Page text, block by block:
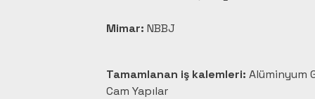
Mimar: NBBJ
Tamamlanan iş kalemleri: Alüminyum
Cam Yapılar